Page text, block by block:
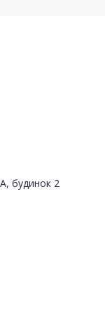
будинок 2